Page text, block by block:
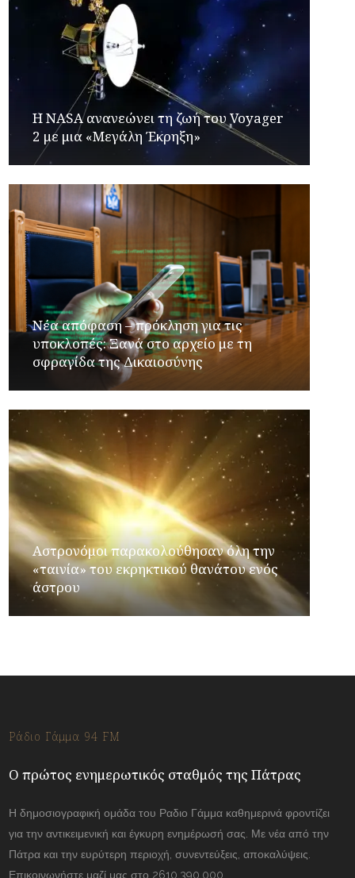
H NASA ανανεώνει τη ζωή του Voyager
2 με μια «Μεγάλη Έκρηξη»
Νέα απόφαση – πρόκληση για τις
υποκλοπές: Ξανά στο αρχείο με τη
σφραγίδα της Δικαιοσύνης
Αστρονόμοι παρακολούθησαν όλη την
«ταινία» του εκρηκτικού θανάτου ενός
άστρου
Ράδιο Γάμμα 94 FM
Ο πρώτος ενημερωτικός σταθμός της Πάτρας
Η δημοσιογραφική ομάδα του Ραδιο Γάμμα καθημερινά φροντίζει
για την αντικειμενική και έγκυρη ενημέρωσή σας. Με νέα από την
Πάτρα και την ευρύτερη περιοχή, συνεντεύξεις, αποκαλύψεις.
Επικοινωνήστε μαζί μας στο 2610.390.000